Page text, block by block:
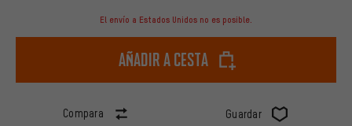
El envío a Estados Unidos no es posible.
Añadir a cesta
Compara Guardar